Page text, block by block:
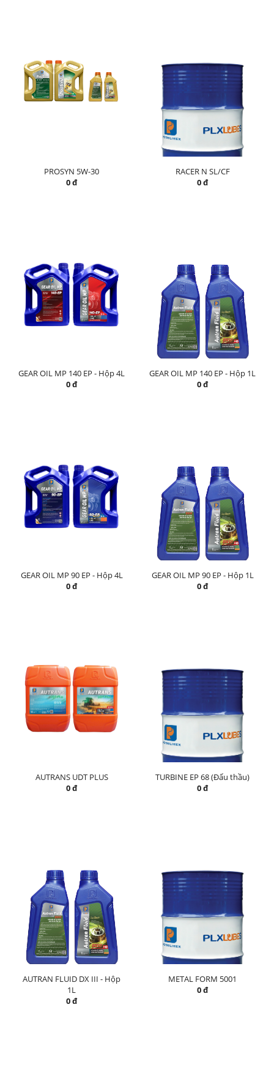
PROSYN 5W-30
0 đ
RACER N SL/CF
0 đ
GEAR OIL MP 140 EP - Hộp 4L
0 đ
GEAR OIL MP 140 EP - Hộp 1L
0 đ
GEAR OIL MP 90 EP - Hộp 4L
0 đ
GEAR OIL MP 90 EP - Hộp 1L
0 đ
AUTRANS UDT PLUS
0 đ
TURBINE EP 68 (Đấu thầu)
0 đ
AUTRAN FLUID DX III - Hộp
1L
0 đ
METAL FORM 5001
0 đ